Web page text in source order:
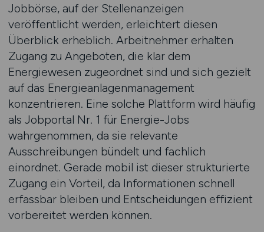
Jobbörse, auf der Stellenanzeigen
veröffentlicht werden, erleichtert diesen
Überblick erheblich. Arbeitnehmer erhalten
Zugang zu Angeboten, die klar dem
Energiewesen zugeordnet sind und sich gezielt
auf das Energieanlagenmanagement
konzentrieren. Eine solche Plattform wird häufig
als Jobportal Nr. 1 für Energie-Jobs
wahrgenommen, da sie relevante
Ausschreibungen bündelt und fachlich
einordnet. Gerade mobil ist dieser strukturierte
Zugang ein Vorteil, da Informationen schnell
erfassbar bleiben und Entscheidungen effizient
vorbereitet werden können.